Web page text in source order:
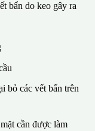
bẩn do keo gây ra
bỏ các vết bẩn trên
cần được làm